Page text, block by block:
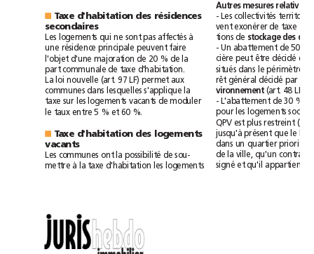
Taxe d'habitation des
résidences
secondaires
Les logements qui ne sont pas affectés à
une
résidence principale peuvent faire
l'objet d'une majoration de 20 % de la
part
communale de taxe
d'habitation.
La
loi nouvelle (art. 97 LF) permet aux
communes dans lesquelles s'applique la
taxe
sur les logements vacants de moduler
le taux entre 5 % et 60 %.
Taxe d'habitation des
logements
vacants
Les communes ont la possibilité de sou-
mettre à la taxe d'habitation les logements
Autres mesures
- Les collectivités
vent exonérer de taxe
tions de stockage des
- Un abattement de 50
cière
peut être décidé
situés
dans le périmètre
rêt décidé par
vironnement (art. 48
-
L'abattement de 30 %
pour
les logements
QPV
est plus restreint
jusqu'à présent que le
dans un quartier
de la ville, qu'un
signé
et qu'il